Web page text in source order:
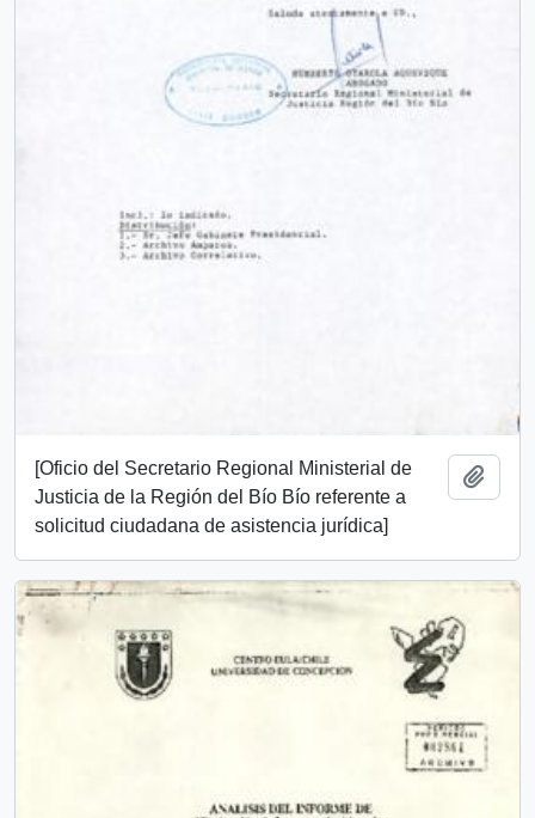
[Oficio del Secretario Regional Ministerial de
Justicia de la Región del Bío Bío referente a
solicitud ciudadana de asistencia jurídica]